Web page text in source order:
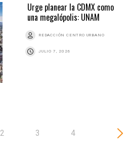
Urge planear la CDMX como
una megalópolis: UNAM
REDACCIÓN CENTRO URBANO
JULIO 7, 2026
2 3 4